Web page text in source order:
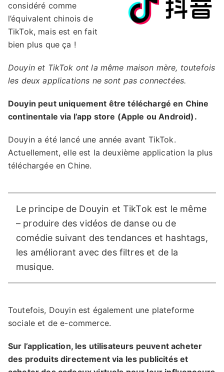
considéré comme
l’équivalent chinois de
TikTok, mais est en fait
bien plus que ça !
Douyin et TikTok ont la même maison mère, toutefois
les deux applications ne sont pas connectées.
Douyin peut uniquement être téléchargé en Chine
continentale via l’app store (Apple ou Android).
Douyin a été lancé une année avant TikTok.
Actuellement, elle est la deuxième application la plus
téléchargée en Chine.
Le principe de Douyin et TikTok est le même
– produire des vidéos de danse ou de
comédie suivant des tendances et hashtags,
les améliorant avec des filtres et de la
musique.
Toutefois, Douyin est également une plateforme
sociale et de e-commerce.
Sur l’application, les utilisateurs peuvent acheter
des produits directement via les publicités et